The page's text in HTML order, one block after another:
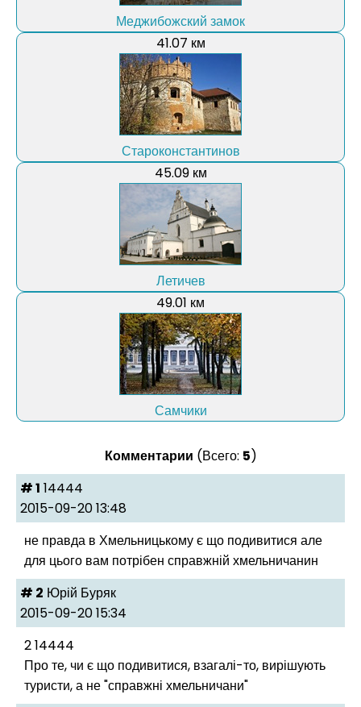
Меджибожский замок
41.07 км
Староконстантинов
45.09 км
Летичев
49.01 км
Самчики
Комментарии (Всего: 5)
# 1 14444
2015-09-20 13:48
не правда в Хмельницькому є що подивитися але
для цього вам потрібен справжній хмельничанин
# 2 Юрій Буряк
2015-09-20 15:34
2 14444
Про те, чи є що подивитися, взагалі-то, вирішують
туристи, а не "справжні хмельничани"